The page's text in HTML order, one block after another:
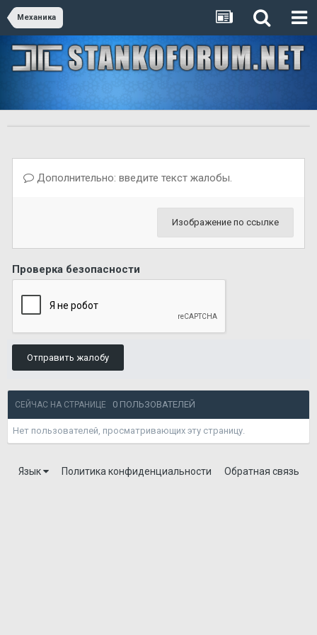
Механика
Дополнительно: введите текст жалобы.
Изображение по ссылке
Проверка безопасности
Отправить жалобу
СЕЙЧАС НА СТРАНИЦЕ 0 ПОЛЬЗОВАТЕЛЕЙ
Нет пользователей, просматривающих эту страницу.
Язык Политика конфиденциальности Обратная связь